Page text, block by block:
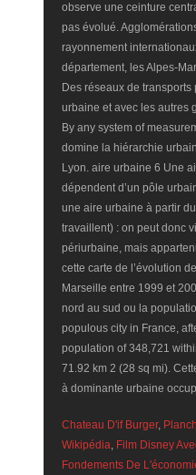
Chateau D'if Burger,
Wikipédia, Film Disney
Fondements De